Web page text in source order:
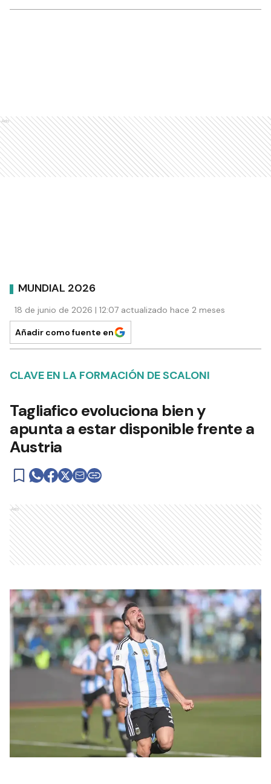
Ads
MUNDIAL 2026
18 de junio de 2026 | 12:07 actualizado hace 2 meses
Añadir como fuente en
CLAVE EN LA FORMACIÓN DE SCALONI
Tagliafico evoluciona bien y
apunta a estar disponible frente a
Austria
Ads